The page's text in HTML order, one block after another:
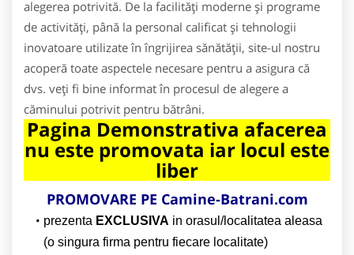
alegerea potrivită. De la facilități moderne și programe
de activități, până la personal calificat și tehnologii
inovatoare utilizate în îngrijirea sănătății, site-ul nostru
acoperă toate aspectele necesare pentru a asigura că
dvs. veți fi bine informat în procesul de alegere a
căminului potrivit pentru bătrâni.
Pagina Demonstrativa afacerea
nu este promovata iar locul este
liber
PROMOVARE PE Camine-Batrani.com
prezenta EXCLUSIVA in orasul/localitatea aleasa
(o singura firma pentru fiecare localitate)